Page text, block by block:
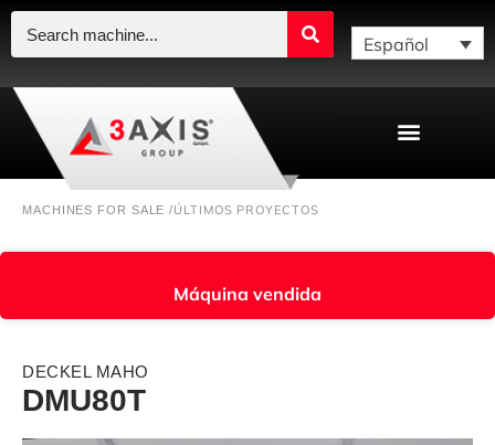
Español
MACHINES FOR SALE /ÚLTIMOS PROYECTOS
Máquina vendida
DECKEL MAHO
DMU80T